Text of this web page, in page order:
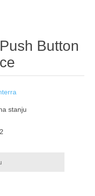
Button
stanju